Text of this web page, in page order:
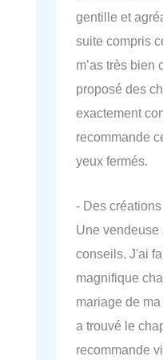
gentille et
suite compris
m’as très bien
proposé des
exactement
recommande
yeux fermés.
- Des
Une
conseils. J'ai
magnifique
mariage de
a trouvé le
recommande